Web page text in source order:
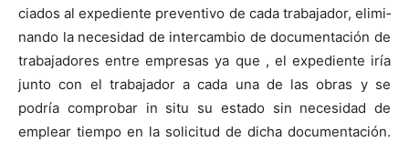
ci­a­dos al expe­di­ente pre­ven­ti­vo de cada tra­ba­jador, elim­i­
nan­do la necesi­dad de inter­cam­bio de doc­u­mentación de
tra­ba­jadores entre empre­sas ya que , el expe­di­ente iría
jun­to con el tra­ba­jador a cada una de las obras y se
podría com­pro­bar in situ su esta­do sin necesi­dad de
emplear tiem­po en la solic­i­tud de dicha doc­u­mentación.